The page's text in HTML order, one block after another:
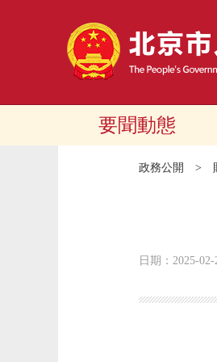
要聞動態
政務公開 >
日期：2025-02-